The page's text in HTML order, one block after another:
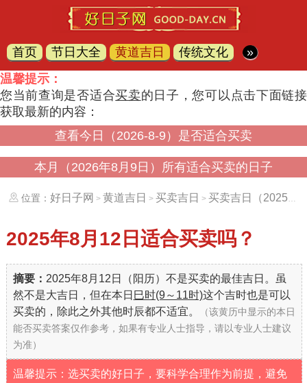
首页 节日大全 黄道吉日 传统文化
»
温馨提示：
您当前查询是否适合买卖的日子，您可以点击下面链接
获取最新的内容：
查看今日（2026-8-9）是否适合买卖
本月（2026年8月9日）所有适合买卖的日子
位置： 好日子网 > 黄道吉日 > 买卖吉日 > 买卖吉日（20250812）
2025年8月12日 适合买卖吗？
摘要： 2025年8月12日（阳历）不是买卖的最佳吉日。虽
然不是大吉日，但在本日 巳时(9～11时)这个吉时也是可以
买卖的，除此之外其他时辰都不适宜。
（该黄历中显示的本日
能否买卖答案仅作参考，如果有专业人士指导，请以专业人士建议
为准）
温馨提示：选买卖的好日子，要科学合理作为前提，避免